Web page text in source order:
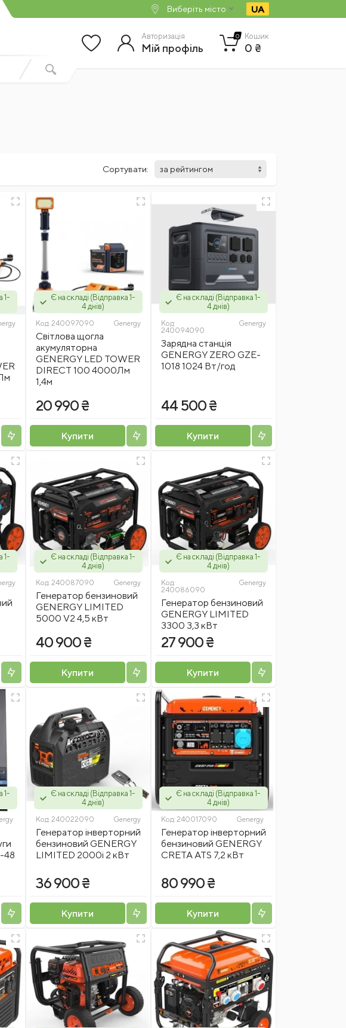
Виберіть місто UA
Авторизація
Мій профіль
0 Кошик
0 ₴
Сортувати:
1-
Є на складі (Відправка 1-
4 днів)
Код: 240097090 Genergy
Світлова щогла
акумуляторна
GENERGY LED TOWER
DIRECT 100 4000Лм
1,4м
20 990 ₴
Купити
Є на складі (Відправка 1-
4 днів)
Код:
240094090
Genergy
Зарядна станція
GENERGY ZERO GZE-
1018 1024 Вт/год
44 500 ₴
Купити
1-
Є на складі (Відправка 1-
4 днів)
Код: 240087090 Genergy
Генератор бензиновий
GENERGY LIMITED
5000 V2 4,5 кВт
40 900 ₴
Купити
Є на складі (Відправка 1-
4 днів)
Код:
240086090
Genergy
Генератор бензиновий
GENERGY LIMITED
3300 3,3 кВт
27 900 ₴
Купити
1-
48
Є на складі (Відправка 1-
4 днів)
Код: 240022090 Genergy
Генератор інверторний
бензиновий GENERGY
LIMITED 2000i 2 кВт
36 900 ₴
Купити
Є на складі (Відправка 1-
4 днів)
Код: 240017090 Genergy
Генератор інверторний
бензиновий GENERGY
CRETA ATS 7,2 кВт
80 990 ₴
Купити